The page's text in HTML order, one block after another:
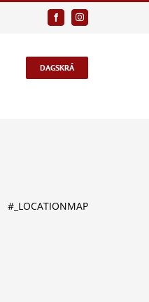
FacebookInstagram
DAGSKRÁ
#_LOCATIONMAP